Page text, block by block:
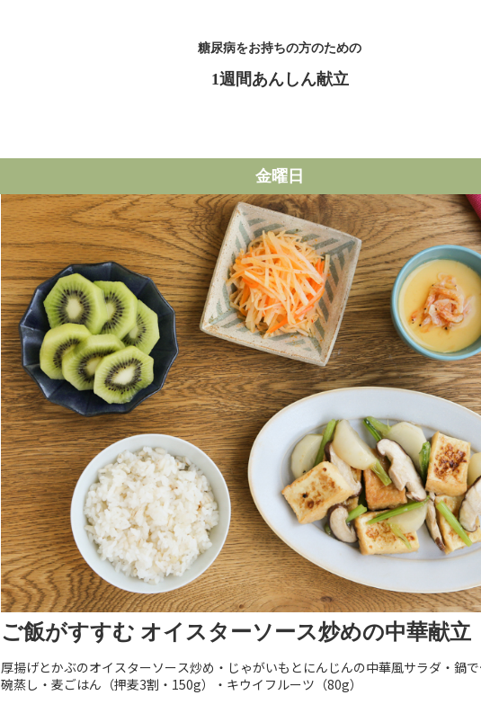
糖尿病をお持ちの方のための
1週間あんしん献立
金曜日
ご飯がすすむ オイスターソース炒めの中華献立
厚揚げとかぶのオイスターソース炒め・じゃがいもとにんじんの中華風サラダ・鍋
碗蒸し・麦ごはん（押麦3割・150g）・キウイフルーツ（80g）